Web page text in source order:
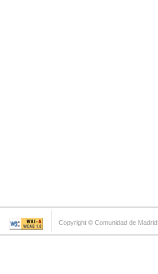
Copyright © Comunidad de Madrid.